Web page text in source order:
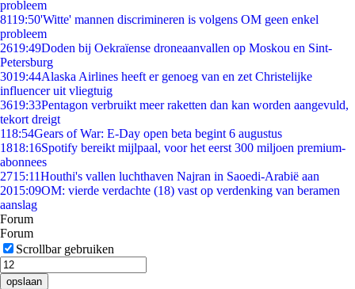
probleem
8119:50'Witte' mannen discrimineren is volgens OM geen enkel
probleem
2619:49Doden bij Oekraïense droneaanvallen op Moskou en Sint-
Petersburg
3019:44Alaska Airlines heeft er genoeg van en zet Christelijke
influencer uit vliegtuig
3619:33Pentagon verbruikt meer raketten dan kan worden aangevuld,
tekort dreigt
118:54Gears of War: E-Day open beta begint 6 augustus
1818:16Spotify bereikt mijlpaal, voor het eerst 300 miljoen premium-
abonnees
2715:11Houthi's vallen luchthaven Najran in Saoedi-Arabië aan
2015:09OM: vierde verdachte (18) vast op verdenking van beramen
aanslag
Forum
Forum
Scrollbar gebruiken
opslaan